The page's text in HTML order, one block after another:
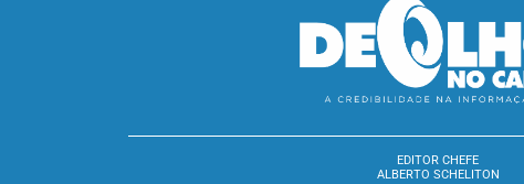
EDITOR CHEFE
ALBERTO SCHELITON